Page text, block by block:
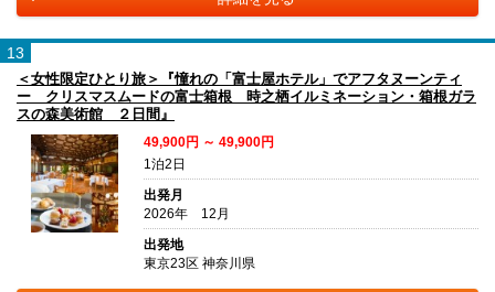
13
＜女性限定ひとり旅＞『憧れの「富士屋ホテル」でアフタヌーンティ
ー クリスマスムードの富士箱根 時之栖イルミネーション・箱根ガラ
スの森美術館 ２日間』
49,900円 ～ 49,900円
1泊2日
出発月
2026年 12月
出発地
東京23区 神奈川県